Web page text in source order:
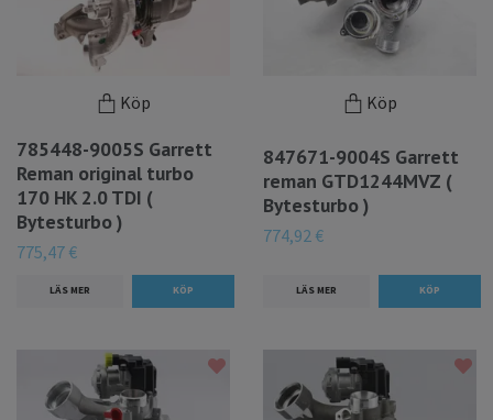
Köp
785448-9005S Garrett
Reman original turbo
170 HK 2.0 TDI (
Bytesturbo )
775,47 €
LÄS MER
Köp
847671-9004S Garrett
reman GTD1244MVZ (
Bytesturbo )
774,92 €
LÄS MER